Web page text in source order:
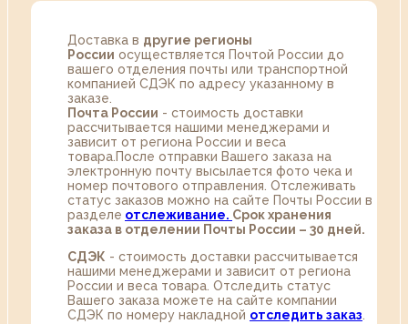
Доставка в другие регионы
России осуществляется Почтой России до
вашего отделения почты или транспортной
компанией СДЭК по адресу указанному в
заказе.
Почта России - стоимость доставки
рассчитывается нашими менеджерами и
зависит от региона России и веса
товара.После отправки Вашего заказа на
электронную почту высылается фото чека и
номер почтового отправления. Отслеживать
статус заказов можно на сайте Почты России в
разделе oтслеживание. Срок хранения
заказа в отделении Почты России – 30 дней.
СДЭК - стоимость доставки рассчитывается
нашими менеджерами и зависит от региона
России и веса товара. Отследить статус
Вашего заказа можете на сайте компании
СДЭК по номеру накладной отследить заказ